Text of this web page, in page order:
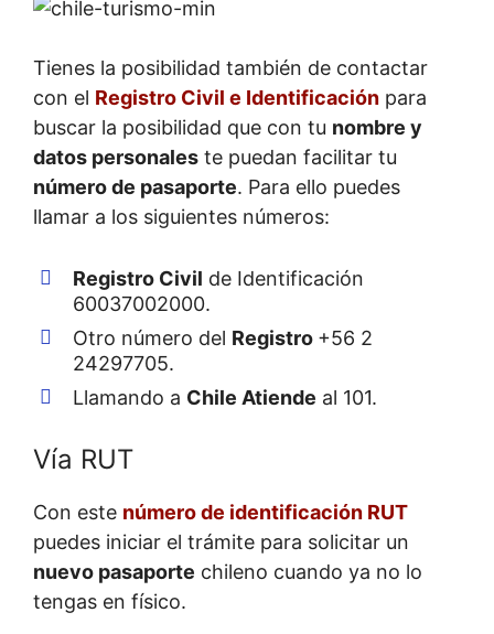
Tienes la posibilidad también de contactar
con el Registro Civil e Identificación para
buscar la posibilidad que con tu nombre y
datos personales te puedan facilitar tu
número de pasaporte. Para ello puedes
llamar a los siguientes números:
Registro Civil de Identificación
60037002000.
Otro número del Registro +56 2
24297705.
Llamando a Chile Atiende al 101.
Vía RUT
Con este número de identificación RUT
puedes iniciar el trámite para solicitar un
nuevo pasaporte chileno cuando ya no lo
tengas en físico.